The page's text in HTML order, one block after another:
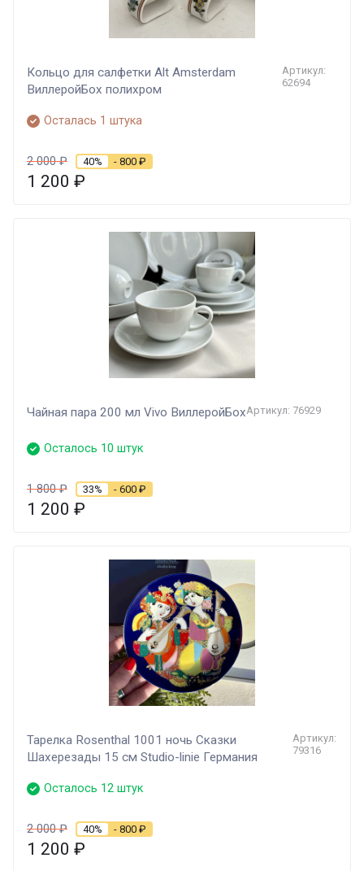
Кольцо для салфетки Alt Amsterdam
ВиллеройБох полихром
Артикул:
62694
Осталась 1 штука
2 000₽ 40% - 800 ₽
1 200 ₽
Чайная пара 200 мл Vivo ВиллеройБохАртикул: 76929
Осталось 10 штук
1 800₽ 33% - 600 ₽
1 200 ₽
Тарелка Rosenthal 1001 ночь Сказки
Шахерезады 15 см Studio-linie Германия
Артикул:
79316
Осталось 12 штук
2 000₽ 40% - 800 ₽
1 200 ₽